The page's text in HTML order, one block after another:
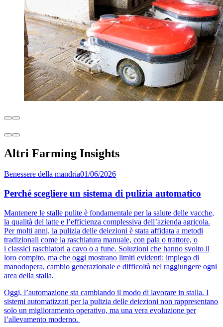
Altri Farming Insights
Benessere della mandria01/06/2026
Perché scegliere un sistema di pulizia automatico
Mantenere le stalle pulite è fondamentale per la salute delle vacche,
la qualità del latte e l’efficienza complessiva dell’azienda agricola.
Per molti anni, la pulizia delle deiezioni è stata affidata a metodi
tradizionali come la raschiatura manuale, con pala o trattore, o
i classici raschiatori a cavo o a fune. Soluzioni che hanno svolto il
loro compito, ma che oggi mostrano limiti evidenti: impiego di
manodopera, cambio generazionale e difficoltà nel raggiungere ogni
area della stalla.
Oggi, l’automazione sta cambiando il modo di lavorare in stalla. I
sistemi automatizzati per la pulizia delle deiezioni non rappresentano
solo un miglioramento operativo, ma una vera evoluzione per
l’allevamento moderno.